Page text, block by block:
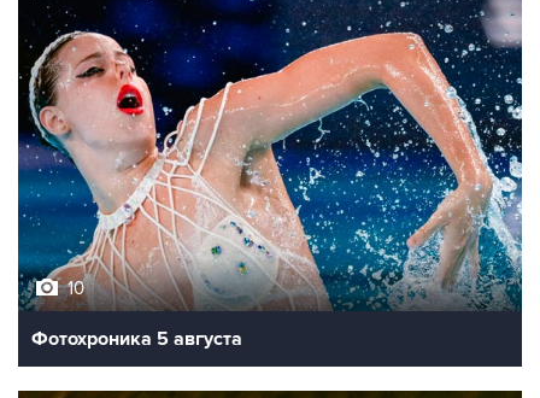
10
Фотохроника 5 августа